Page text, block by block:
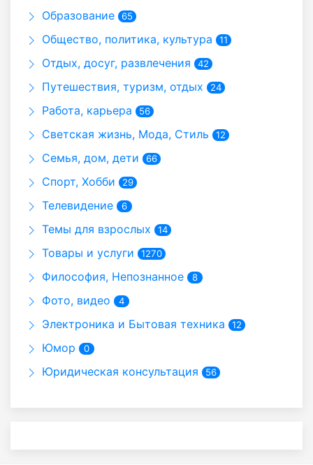
Образование 65
Общество, политика, культура 11
Отдых, досуг, развлечения 42
Путешествия, туризм, отдых 24
Работа, карьера 56
Светская жизнь, Мода, Стиль 12
Семья, дом, дети 66
Спорт, Хобби 29
Телевидение 6
Темы для взрослых 14
Товары и услуги 1270
Философия, Непознанное 8
Фото, видео 4
Электроника и Бытовая техника 12
Юмор 0
Юридическая консультация 56